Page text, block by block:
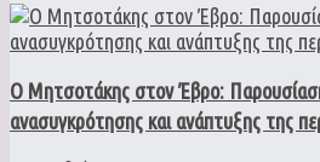
Ο Μητσοτάκης στον Έβρο:
ανασυγκρότησης και ανάπτυξης της